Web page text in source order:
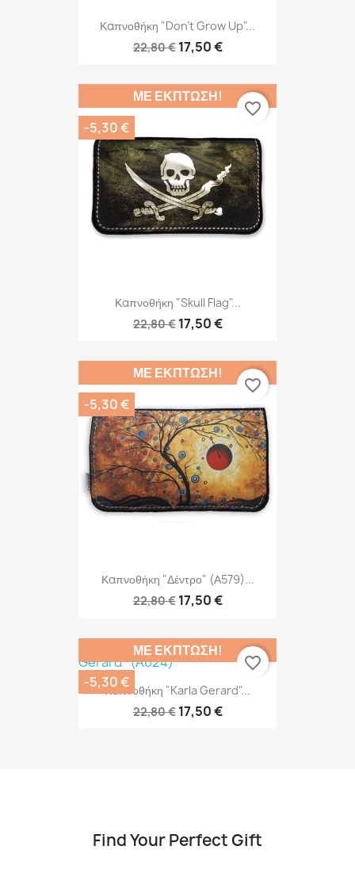
Καπνοθήκη "Don't Grow Up"...
22,80 € 17,50 €
Καπνοθήκη "Skull Flag"...
22,80 € 17,50 €
ΜΕ ΈΚΠΤΩΣΗ!
-5,30 €
favorite_border
Καπνοθήκη "Δέντρο" (Α579)...
22,80 € 17,50 €
ΜΕ ΈΚΠΤΩΣΗ!
-5,30 €
favorite_border
Καπνοθήκη "Karla Gerard"...
22,80 € 17,50 €
ΜΕ ΈΚΠΤΩΣΗ!
-5,30 €
favorite_border
Find Your Perfect Gift